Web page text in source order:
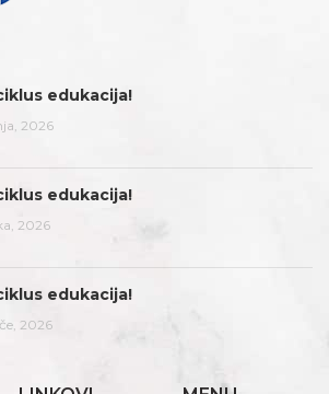
edukacija!
2026
edukacija!
2026
edukacija!
2026